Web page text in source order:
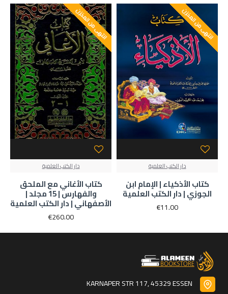
انتهى من المخزن
دار الكتب العلمية
كتاب الأذكياء | الإمام ابن
الجوزي | دار الكتب العلمية
€11.00
انتهى من المخزن
دار الكتب العلمية
كتاب الأغاني مع الملحق
والفهارس | 15 مجلد |
الأصفهاني | دار الكتب العلمية
€260.00
KARNAPER STR 117, 45329 ESSEN